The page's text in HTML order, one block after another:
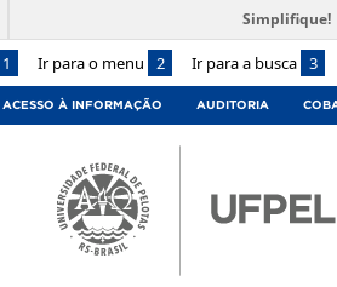
1 Ir para o menu 2 Ir para a busca 3
Simplifique!
ACESSO À INFORMAÇÃO AUDITORIA